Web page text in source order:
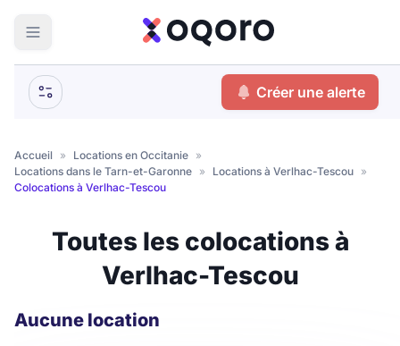
Votre
Que recherchez-vous ?
Colocation Coliving
recherche
Créer une alerte
Accueil » Locations en Occitanie »
Locations dans le Tarn-et-Garonne » Locations à Verlhac-Tescou »
Colocations à Verlhac-Tescou
Toutes les colocations à
Verlhac-Tescou
Aucune location